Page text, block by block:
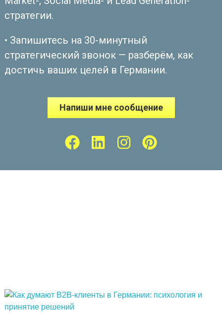
стратегии.
• Запишитесь на 30-минутный
стратегический звонок — разберём, как
достичь ваших целей в Германии.
Напиши мне сообщение